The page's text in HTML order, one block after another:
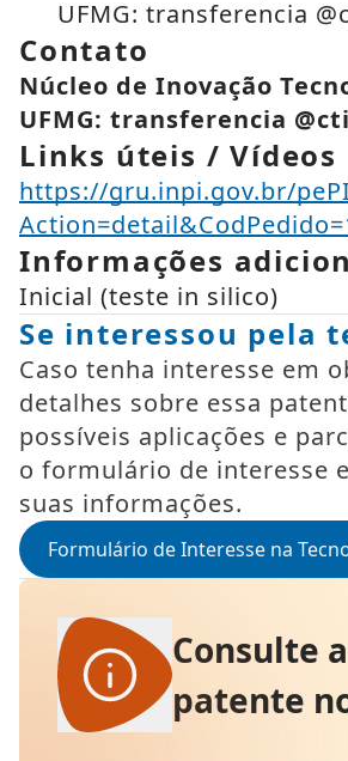
UFMG: transferencia
Contato
Núcleo de Inovação
UFMG: transferencia
Links úteis / Vídeos
https://gru.inpi.gov.br/
Informações
Inicial (teste in silico)
Se interessou pela
Caso tenha interesse em
detalhes sobre essa
possíveis aplicações e
o formulário de interesse
suas informações.
Formulário de Interesse na
Consulte a
patente